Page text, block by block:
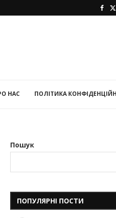
НАС ПОЛІТИКА
Пошук
ПОПУЛЯРНІ ПОСТИ